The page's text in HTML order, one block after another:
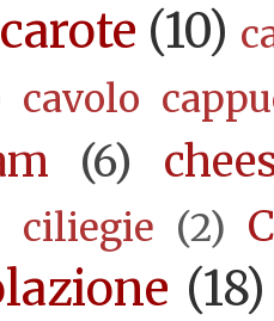
carote (10)
cavolo
(6)
ciliegie (2)
(18)